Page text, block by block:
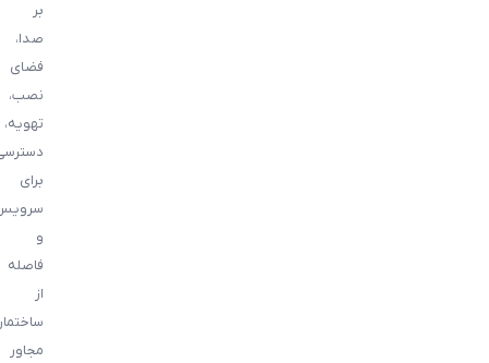
بر
صدا،
فضای
نصب،
تهویه،
برای
و
فاصله
از
مجاور